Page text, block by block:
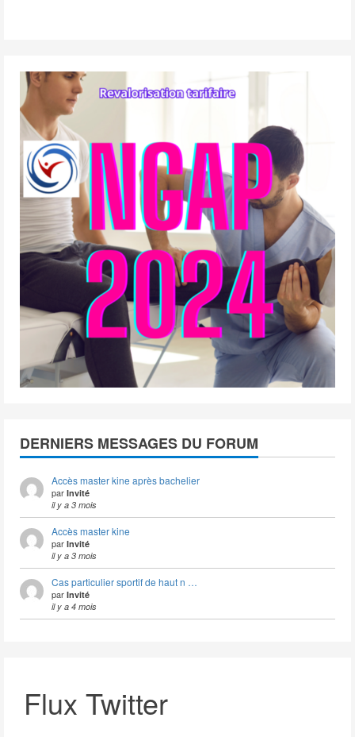
DERNIERS MESSAGES DU FORUM
Accès master kine après bachelier
par Invité
il y a 3 mois
Accès master kine
par Invité
il y a 3 mois
Cas particulier sportif de haut n …
par Invité
il y a 4 mois
Flux Twitter